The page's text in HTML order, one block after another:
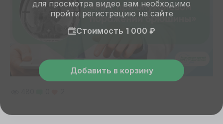
для просмотра видео вам необходимо
пройти регистрацию на сайте
Стоимость 1 000 ₽
Добавить в корзину